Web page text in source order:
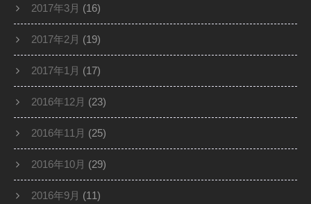
2017年3月 (16)
2017年2月 (19)
2017年1月 (17)
2016年12月 (23)
2016年11月 (25)
2016年10月 (29)
2016年9月 (11)